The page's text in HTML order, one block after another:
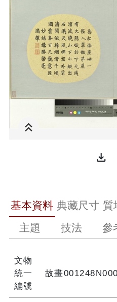
file_download
基本資料 典藏尺寸 質
主題
技法 參
文物
統一
編號
故畫